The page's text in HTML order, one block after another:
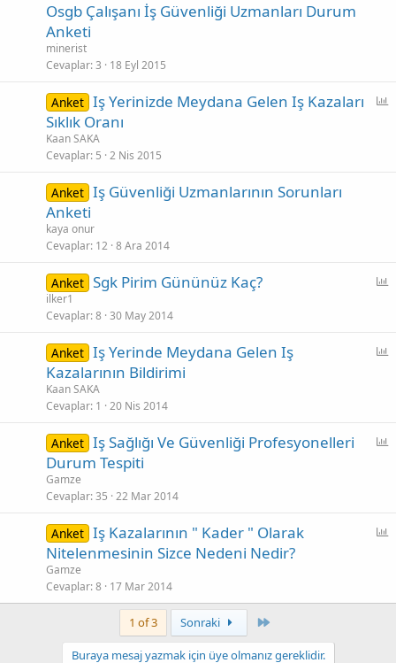
Osgb Çalışanı İş Güvenliği Uzmanları Durum
Anketi
minerist
Cevaplar 3 18 Eyl 2015
u
Anket Iş Yerinizde Meydana Gelen Iş Kazaları
Sıklık Oranı
Kaan SAKA
Cevaplar 5 2 Nis 2015
Anket Iş Güvenliği Uzmanlarının Sorunları
Anketi
kaya onur
Cevaplar 12 8 Ara 2014
t
t
Anket Sgk Pirim Gününüz Kaç?
ilker1
Cevaplar 8 30 May 2014
u
Anket Iş Yerinde Meydana Gelen Iş
Kazalarının Bildirimi
Kaan SAKA
Cevaplar 1 20 Nis 2014
t
Anket Iş Sağlığı Ve Güvenliği Profesyonelleri
Durum Tespiti
Gamze
Cevaplar 35 22 Mar 2014
t
Anket Iş Kazalarının " Kader " Olarak
Nitelenmesinin Sizce Nedeni Nedir?
Gamze
Cevaplar 8 17 Mar 2014
1 of 3 Sonraki
Buraya mesaj yazmak için üye olmanız gereklidir.